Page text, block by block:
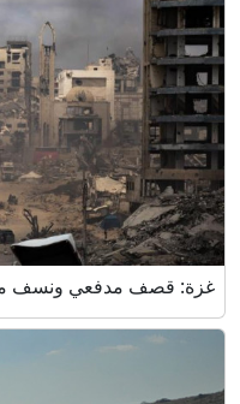
غزة: قصف مدفعي ونسف